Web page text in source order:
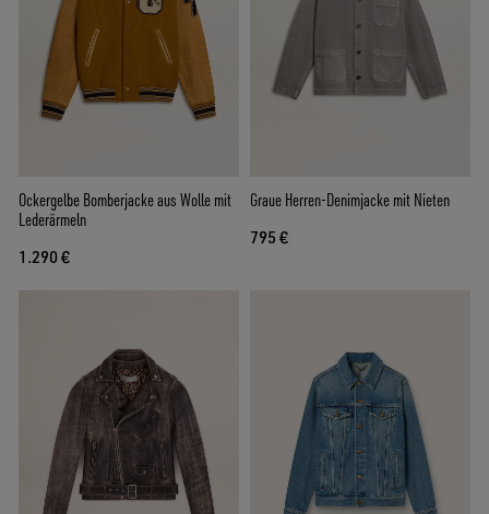
Ockergelbe Bomberjacke aus Wolle mit
Lederärmeln
1.290 €
Graue Herren-Denimjacke mit Nieten
795 €